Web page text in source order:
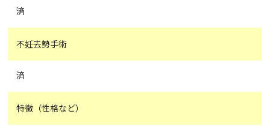
済
不妊去勢手術
済
特徴（性格など）